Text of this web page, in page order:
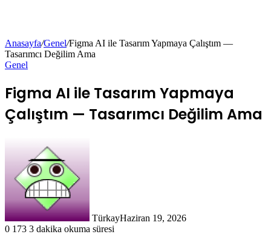
Anasayfa/Genel/Figma AI ile Tasarım Yapmaya Çalıştım —
Tasarımcı Değilim Ama
Genel
Figma AI ile Tasarım Yapmaya
Çalıştım — Tasarımcı Değilim Ama
TürkayHaziran 19, 2026
0 173 3 dakika okuma süresi